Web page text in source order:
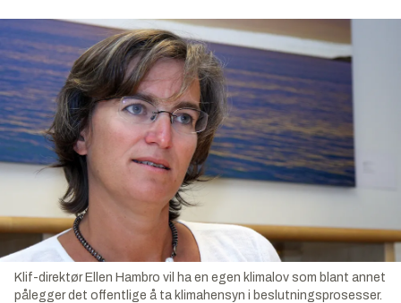
Klif-direktør Ellen Hambro vil ha en egen klimalov som blant annet
pålegger det offentlige å ta klimahensyn i beslutningsprosesser.